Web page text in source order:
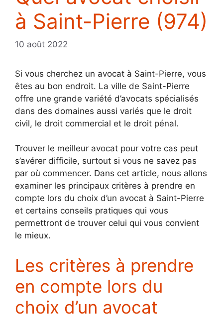
à Saint-Pierre (974)
10 août 2022
Si vous cherchez un avocat à Saint-Pierre, vous
êtes au bon endroit. La ville de Saint-Pierre
offre une grande variété d’avocats spécialisés
dans des domaines aussi variés que le droit
civil, le droit commercial et le droit pénal.
Trouver le meilleur avocat pour votre cas peut
s’avérer difficile, surtout si vous ne savez pas
par où commencer. Dans cet article, nous allons
examiner les principaux critères à prendre en
compte lors du choix d’un avocat à Saint-Pierre
et certains conseils pratiques qui vous
permettront de trouver celui qui vous convient
le mieux.
Les critères à prendre
en compte lors du
choix d’un avocat